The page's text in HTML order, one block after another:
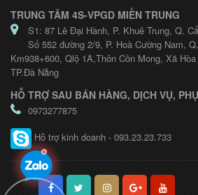
TRUNG TÂM 4S-VPGD MIỀN TRUNG
S1: 87 Lê Đại Hành, P. Khuê Trung, Q.
Số 552 đường 2/9, P. Hoà Cường Nam,
Km938+600, Qlộ 1A,Thôn Cồn Mong, Xã
TP.Đà Nẵng
HỖ TRỢ SAU BÁN HÀNG, DỊCH VỤ,
0973277875
Hỗ trợ kinh doanh - 093.23.23.733